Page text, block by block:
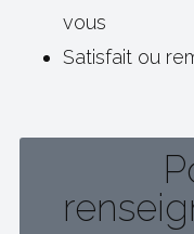
vous
Satisfait ou